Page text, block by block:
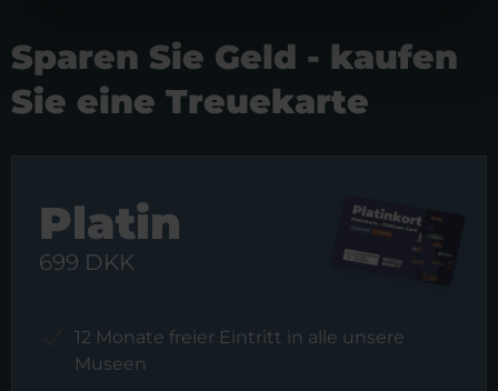
Sparen Sie Geld - kaufen
Sie eine Treuekarte
Platin
699 DKK
12 Monate freier Eintritt in alle unsere
Museen